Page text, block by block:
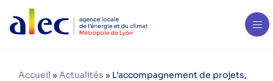
Accueil » Actualités » L’accompagnement de projets,